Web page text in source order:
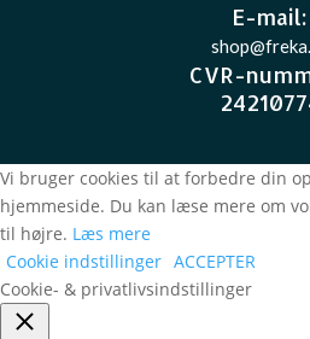
E-mail:
CVR-
Vi bruger cookies til at forbedre din
hjemmeside. Du kan læse mere om
til højre. Læs mere
Cookie indstillinger ACCEPTER
Cookie- & privatlivsindstillinger